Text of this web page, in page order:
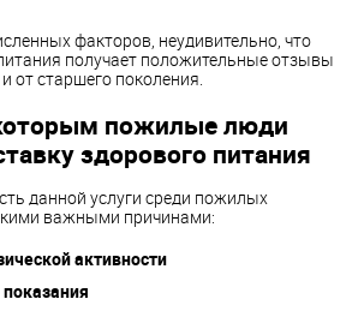
факторов, неудивительно, что
получает положительные отзывы
от старшего поколения.
пожилые люди
здорового питания
данной услуги среди пожилых
важными причинами:
активности